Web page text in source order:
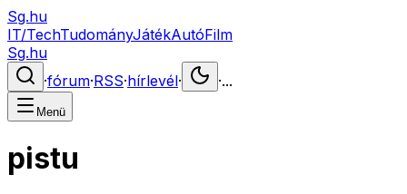
Sg.hu
IT/TechTudományJátékAutóFilm
Sg.hu
·fórum·RSS·hírlevél· ·...
Menü
pistu